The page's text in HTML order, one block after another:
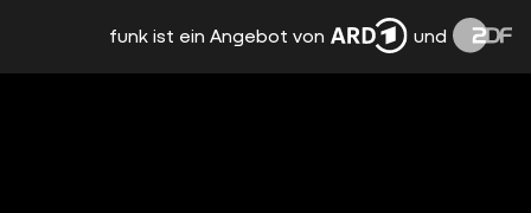
vor einem
KOFFERRAUM SCHLIESSEN - WER S
funk ist ein Angebot von und